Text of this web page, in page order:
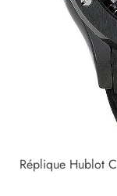
Réplique Hublot